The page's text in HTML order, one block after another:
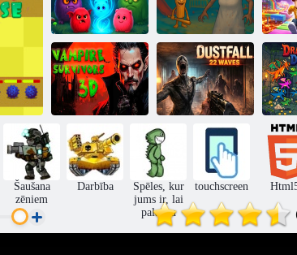
Apvienojiet
pūkainos
monstrus
Vecmāmiņas
baiļu rotaļu
istaba
Vampīra
izdzīvotāji 3D
DustFall 22
Waves
Šaušana
zēniem
Darbība
Spēles, kur
jums ir, lai
palaistu
touchscreen